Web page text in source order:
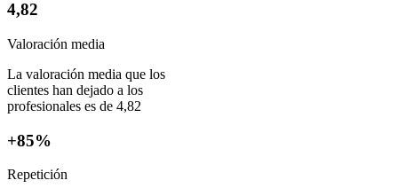
4,82
Valoración media
La valoración media que los
clientes han dejado a los
profesionales es de 4,82
+85%
Repetición